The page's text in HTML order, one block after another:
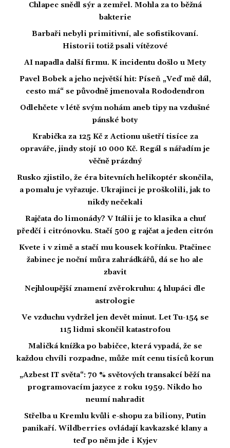
Chlapec snědl sýr a zemřel. Mohla za to běžná
bakterie
Barbaři nebyli primitivní, ale sofistikovaní.
Historii totiž psali vítězové
AI napadla další firmu. K incidentu došlo u Mety
Pavel Bobek a jeho největší hit: Píseň „Veď mě dál,
cesto má“ se původně jmenovala Rododendron
Odlehčete v létě svým nohám aneb tipy na vzdušné
pánské boty
Krabička za 125 Kč z Actionu ušetří tisíce za
opraváře, jindy stojí 10 000 Kč. Regál s nářadím je
věčně prázdný
Rusko zjistilo, že éra bitevních helikoptér skončila,
a pomalu je vyřazuje. Ukrajinci je proškolili, jak to
nikdy nečekali
Rajčata do limonády? V Itálii je to klasika a chuť
předčí i citrónovku. Stačí 500 g rajčat a jeden citrón
Kvete i v zimě a stačí mu kousek kořínku. Ptačinec
žabinec je noční můra zahrádkářů, dá se ho ale
zbavit
Nejhloupější znamení zvěrokruhu: 4 hlupáci dle
astrologie
Ve vzduchu vydržel jen devět minut. Let Tu-154 se
115 lidmi skončil katastrofou
Maličká knížka po babičce, která vypadá, že se
každou chvíli rozpadne, může mít cenu tisíců korun
„Azbest IT světa“: 70 % světových transakcí běží na
programovacím jazyce z roku 1959. Nikdo ho
neumí nahradit
Střelba u Kremlu kvůli e-shopu za biliony, Putin
panikaří. Wildberries ovládají kavkazské klany a
teď po něm jde i Kyjev